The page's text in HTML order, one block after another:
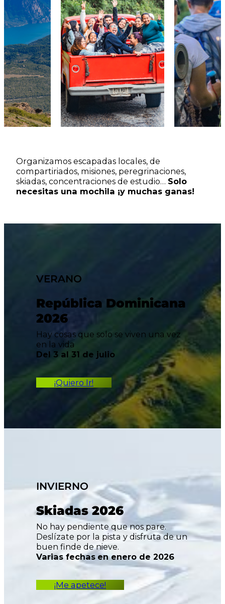
Organizamos escapadas locales, de
compartiriados, misiones, peregrinaciones,
skiadas, concentraciones de estudio… Solo
necesitas una mochila ¡y muchas ganas!
VERANO
República Dominicana
2026
Hay cosas que solo se viven una vez
en la vida
Del 3 al 31 de julio
¡Quiero Ir!
INVIERNO
Skiadas 2026
No hay pendiente que nos pare.
Deslízate por la pista y disfruta de un
buen finde de nieve.
Varias fechas en enero de 2026
¡Me apetece!